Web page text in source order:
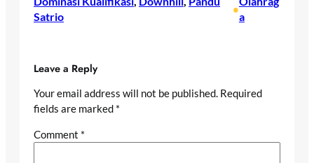
Satrio
•
a
Leave a Reply
Your email address will not be published. Required
fields are marked *
Comment *